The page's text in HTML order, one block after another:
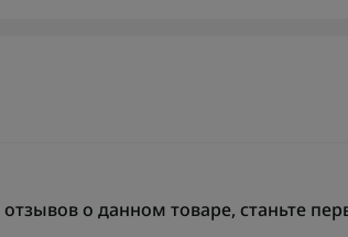
отзывов о данном товаре, станьте